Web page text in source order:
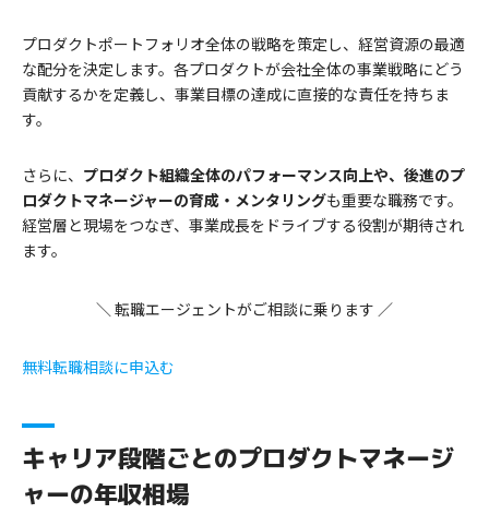
プロダクトポートフォリオ全体の戦略を策定し、経営資源の最適
な配分を決定します。各プロダクトが会社全体の事業戦略にどう
貢献するかを定義し、事業目標の達成に直接的な責任を持ちま
す。
さらに、 プロダクト組織全体のパフォーマンス向上や、後進のプ
ロダクトマネージャーの育成・メンタリングも重要な職務です。
経営層と現場をつなぎ、事業成長をドライブする役割が期待され
ます。
＼ 転職エージェントがご相談に乗ります ／
無料転職相談に申込む
キャリア段階ごとのプロダクトマネージ
ャーの年収相場